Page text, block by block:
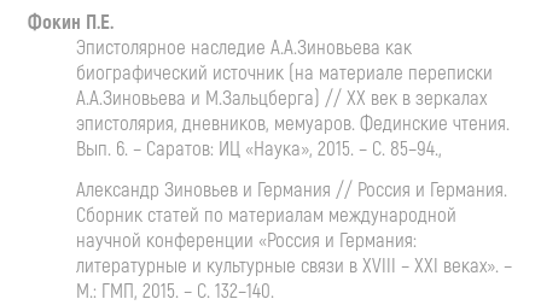
Фокин П.Е.
Эпистолярное наследие А.А.Зиновьева как
биографический источник (на материале переписки
А.А.Зиновьева и М.Зальцберга) // ХХ век в зеркалах
эпистолярия, дневников, мемуаров. Фединские чтения.
Вып. 6. – Саратов: ИЦ «Наука», 2015. – С. 85–94.,
Александр Зиновьев и Германия // Россия и Германия.
Сборник статей по материалам международной
научной конференции «Россия и Германия:
литературные и культурные связи в XVIII – XXI веках». –
М.: ГМП, 2015. – С. 132–140.